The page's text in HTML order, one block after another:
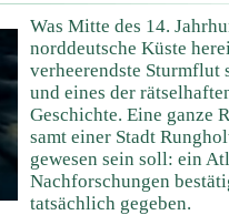
Was Mitte des 14.
norddeutsche Küste
verheerendste Sturmflut
und eines der
Geschichte. Eine ganze
samt einer Stadt
gewesen sein soll: ein
Nachforschungen
tatsächlich gegeben.